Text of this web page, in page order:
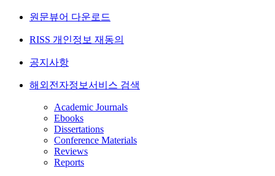
원문뷰어 다운로드
RISS 개인정보 재동의
공지사항
해외전자정보서비스 검색
Academic Journals
Ebooks
Dissertations
Conference Materials
Reviews
Reports